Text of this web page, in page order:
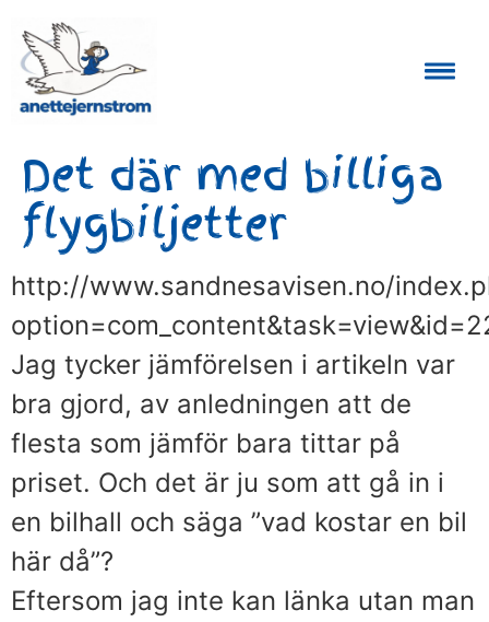
Det där med billiga
flygbiljetter
http://www.sandnesavisen.no/
Jag tycker jämförelsen i artikeln var
bra gjord, av anledningen att de
flesta som jämför bara tittar på
priset. Och det är ju som att gå in i
en bilhall och säga ”vad kostar en bil
här då”?
Eftersom jag inte kan länka utan man